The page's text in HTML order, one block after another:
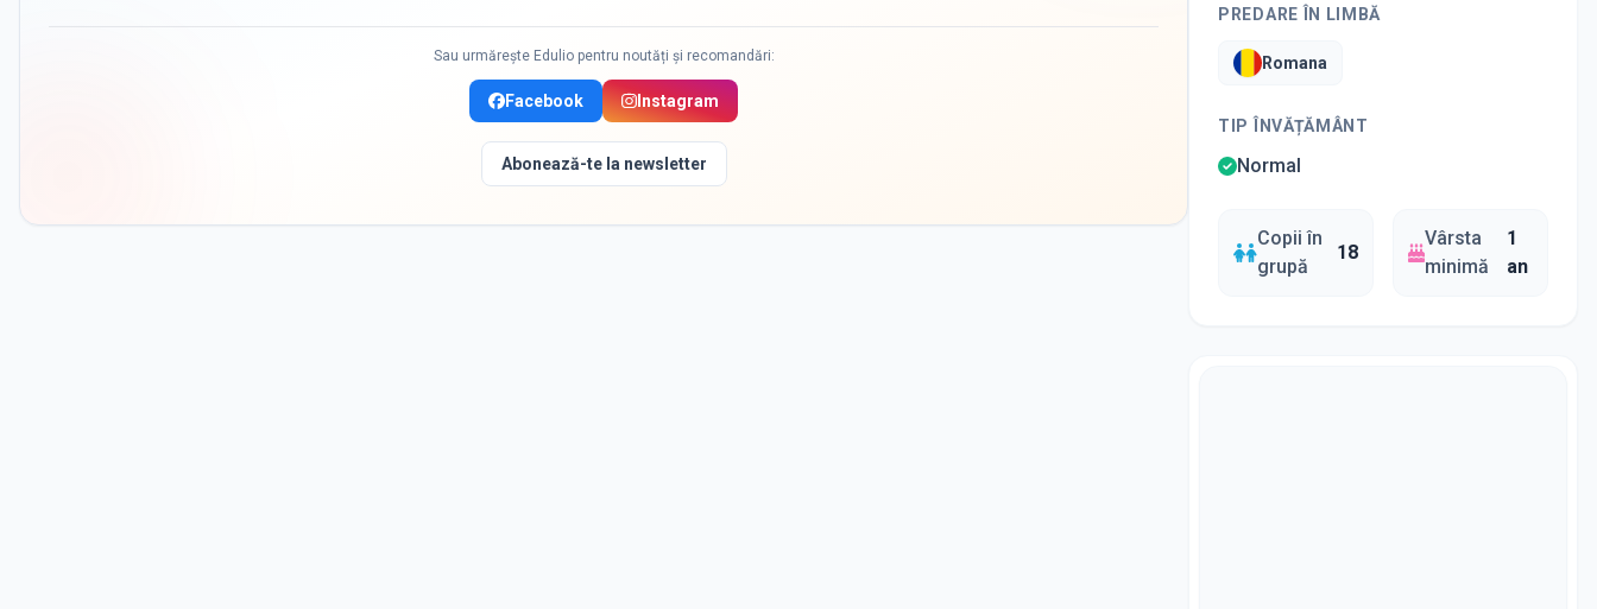
Sau urmărește Edulio pentru noutăți și recomandări:
Facebook Instagram
Abonează-te la newsletter
PREDARE ÎN LIMBĂ
Romana
TIP ÎNVĂȚĂMÂNT
Normal
Copii în
grupă
18
Vârsta
minimă
1
an